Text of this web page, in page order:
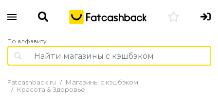
По алфавиту
Fatcashback.ru
Магазины с кэшбэком
Красота & Здоровье